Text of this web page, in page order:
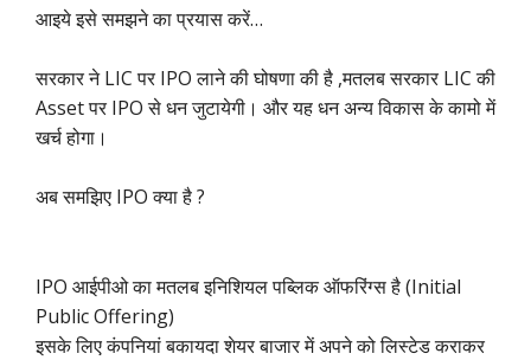
आइये इसे समझने का प्रयास करें…
सरकार ने LIC पर IPO लाने की घोषणा की है ,मतलब सरकार LIC की
Asset पर IPO से धन जुटायेगी। और यह धन अन्य विकास के कामो में
खर्च होगा।
अब समझिए IPO क्या है ?
IPO आईपीओ का मतलब इनिशियल पब्लिक ऑफरिंग्स है (Initial
Public Offering)
इसके लिए कंपनियां बकायदा शेयर बाजार में अपने को लिस्टेड कराकर